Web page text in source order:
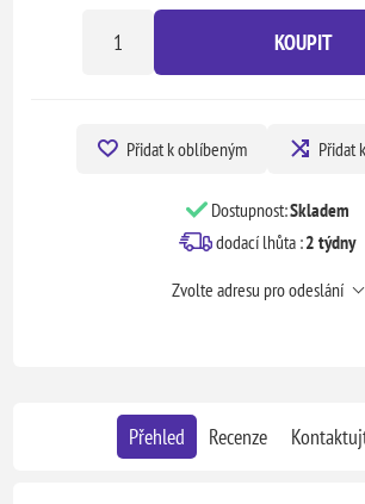
KOUPIT
Přidat k oblíbeným Přidat
Dostupnost:Skladem
dodací lhůta :2 týdny
Zvolte adresu pro odeslání
Přehled Recenze